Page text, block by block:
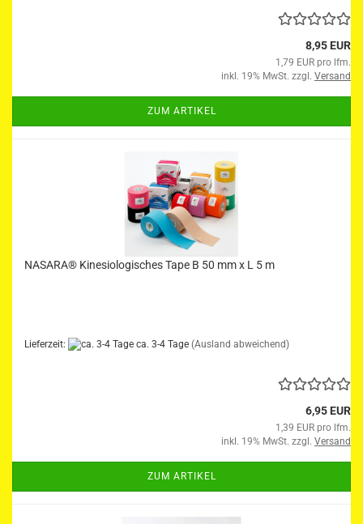
8,95 EUR
1,79 EUR pro lfm.
inkl. 19% MwSt. zzgl. Versand
ZUM ARTIKEL
NASARA® Kinesiologisches Tape B 50 mm x L 5 m
Lieferzeit: ca. 3-4 Tage (Ausland abweichend)
6,95 EUR
1,39 EUR pro lfm.
inkl. 19% MwSt. zzgl. Versand
ZUM ARTIKEL